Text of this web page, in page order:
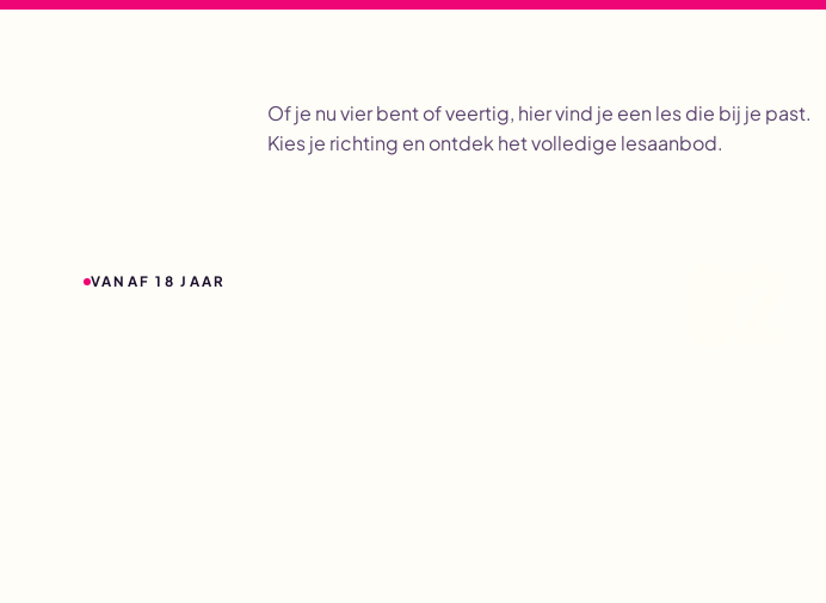
Of je nu vier bent of veertig, hier vind je een les die bij je past.
Kies je richting en ontdek het volledige lesaanbod.
VANAF 18 JAAR